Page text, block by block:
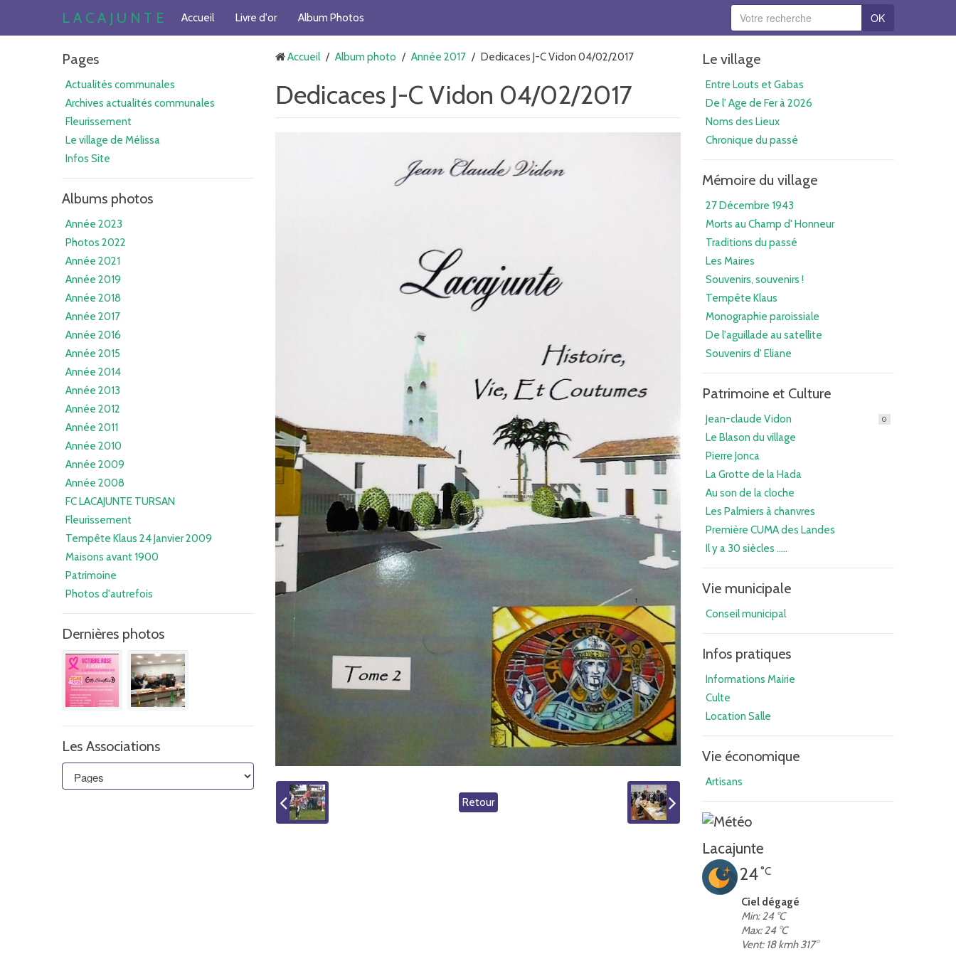
L A C A J U N T E Accueil Livre d'or Album Photos OK
Pages
Actualités communales
Archives actualités communales
Fleurissement
Le village de Mélissa
Infos Site
Albums photos
Année 2023
Photos 2022
Année 2021
Année 2019
Année 2018
Année 2017
Année 2016
Année 2015
Année 2014
Année 2013
Année 2012
Année 2011
Année 2010
Année 2009
Année 2008
FC LACAJUNTE TURSAN
Fleurissement
Tempête Klaus 24 Janvier 2009
Maisons avant 1900
Patrimoine
Photos d'autrefois
Dernières photos
Les Associations
Accueil / Album photo / Année 2017 / Dedicaces J-C Vidon 04/02/2017
Dedicaces J-C Vidon 04/02/2017
Retour
Le village
Entre Louts et Gabas
De l' Age de Fer à 2026
Noms des Lieux
Chronique du passé
Mémoire du village
27 Décembre 1943
Morts au Champ d' Honneur
Traditions du passé
Les Maires
Souvenirs, souvenirs !
Tempête Klaus
Monographie paroissiale
De l'aguillade au satellite
Souvenirs d' Eliane
Patrimoine et Culture
Jean-claude Vidon 0
Le Blason du village
Pierre Jonca
La Grotte de la Hada
Au son de la cloche
Les Palmiers à chanvres
Première CUMA des Landes
Il y a 30 siècles .....
Vie municipale
Conseil municipal
Infos pratiques
Informations Mairie
Culte
Location Salle
Vie économique
Artisans
Lacajunte
24°C
Ciel dégagé
Min: 24 °C
Max: 24 °C
Vent: 18 kmh 317°